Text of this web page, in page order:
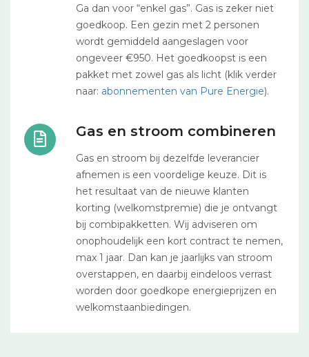
Ga dan voor “enkel gas”. Gas is zeker niet
goedkoop. Een gezin met 2 personen
wordt gemiddeld aangeslagen voor
ongeveer €950. Het goedkoopst is een
pakket met zowel gas als licht (klik verder
naar: abonnementen van Pure Energie).
Gas en stroom combineren
Gas en stroom bij dezelfde leverancier
afnemen is een voordelige keuze. Dit is
het resultaat van de nieuwe klanten
korting (welkomstpremie) die je ontvangt
bij combipakketten. Wij adviseren om
onophoudelijk een kort contract te nemen,
max 1 jaar. Dan kan je jaarlijks van stroom
overstappen, en daarbij eindeloos verrast
worden door goedkope energieprijzen en
welkomstaanbiedingen.